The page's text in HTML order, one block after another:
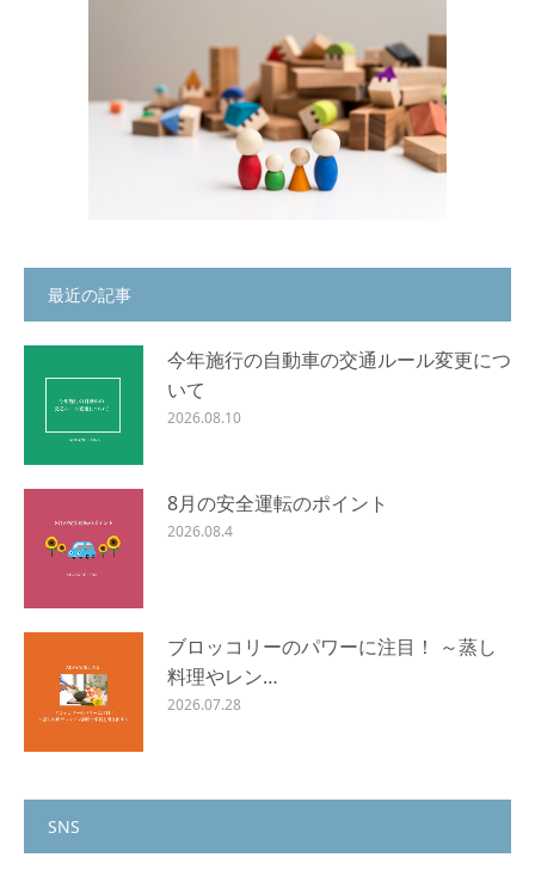
最近の記事
今年施行の自動車の交通ルール変更につ
いて
2026.08.10
8月の安全運転のポイント
2026.08.4
ブロッコリーのパワーに注目！ ～蒸し
料理やレン…
2026.07.28
SNS